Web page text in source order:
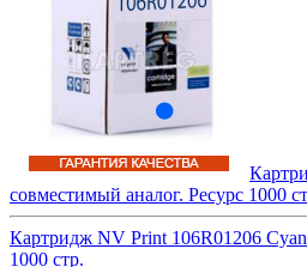
совместимый аналог. Ресурс 1000
Картридж NV Print 106R01206
1000 стр.